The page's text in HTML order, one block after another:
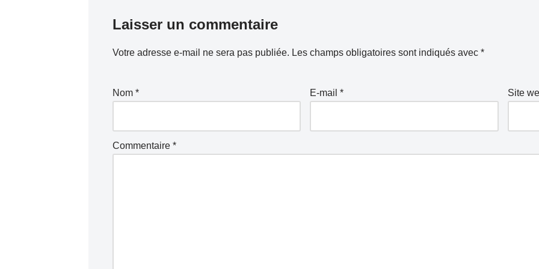
Laisser un commentaire
Votre adresse e-mail ne sera pas publiée. Les champs obligatoires sont indiqués avec *
Nom * E-mail* Site
Commentaire *